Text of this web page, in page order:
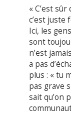
« C’est
c’est juste
Ici, les
sont
n’est
a pas
plus : « tu
pas grave
sait qu’on